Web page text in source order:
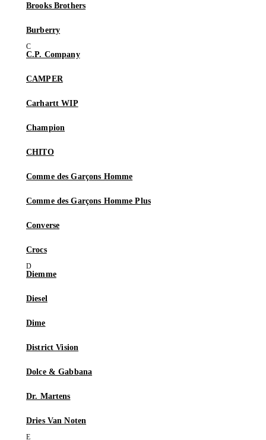
Brooks Brothers
Burberry
C.P. Company
CAMPER
Carhartt WIP
Champion
CHITO
Comme des Garçons Homme
Comme des Garçons Homme Plus
Converse
Crocs
Diemme
Diesel
Dime
District Vision
Dolce & Gabbana
Dr. Martens
Dries Van Noten